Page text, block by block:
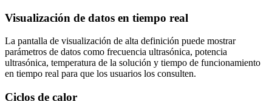
Visualización de datos en tiempo real
La pantalla de visualización de alta definición puede mostrar
parámetros de datos como frecuencia ultrasónica, potencia
ultrasónica, temperatura de la solución y tiempo de funcionamiento
en tiempo real para que los usuarios los consulten.
Ciclos de calor